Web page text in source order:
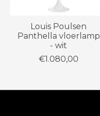
Louis Poulsen
Panthella vloerlamp
- wit
€1.080,00